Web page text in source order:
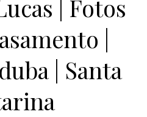
| Fotos
|
| Santa